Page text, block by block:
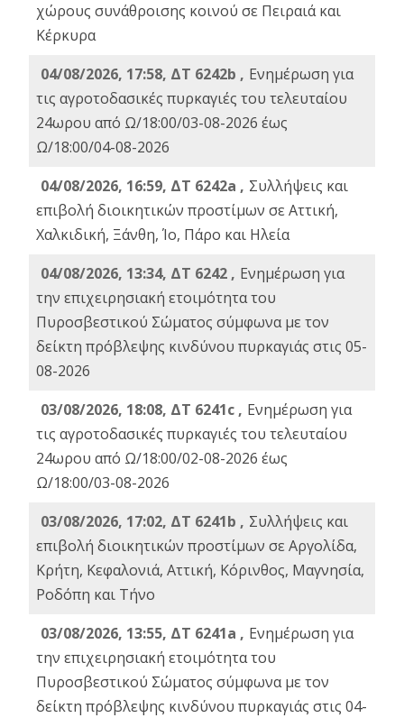
χώρους συνάθροισης κοινού σε Πειραιά και
Κέρκυρα
04/08/2026, 17:58, ΔΤ 6242b , Ενημέρωση για
τις αγροτοδασικές πυρκαγιές του τελευταίου
24ωρου από Ω/18:00/03-08-2026 έως
Ω/18:00/04-08-2026
04/08/2026, 16:59, ΔΤ 6242a , Συλλήψεις και
επιβολή διοικητικών προστίμων σε Αττική,
Χαλκιδική, Ξάνθη, Ίο, Πάρο και Ηλεία
04/08/2026, 13:34, ΔΤ 6242 , Ενημέρωση για
την επιχειρησιακή ετοιμότητα του
Πυροσβεστικού Σώματος σύμφωνα με τον
δείκτη πρόβλεψης κινδύνου πυρκαγιάς στις 05-
08-2026
03/08/2026, 18:08, ΔΤ 6241c , Ενημέρωση για
τις αγροτοδασικές πυρκαγιές του τελευταίου
24ωρου από Ω/18:00/02-08-2026 έως
Ω/18:00/03-08-2026
03/08/2026, 17:02, ΔΤ 6241b , Συλλήψεις και
επιβολή διοικητικών προστίμων σε Αργολίδα,
Κρήτη, Κεφαλονιά, Αττική, Κόρινθος, Μαγνησία,
Ροδόπη και Τήνο
03/08/2026, 13:55, ΔΤ 6241a , Ενημέρωση για
την επιχειρησιακή ετοιμότητα του
Πυροσβεστικού Σώματος σύμφωνα με τον
δείκτη πρόβλεψης κινδύνου πυρκαγιάς στις 04-